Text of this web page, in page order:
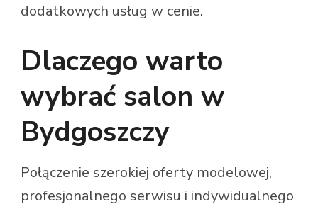
dodatkowych usług w cenie.
Dlaczego warto
wybrać salon w
Bydgoszczy
Połączenie szerokiej oferty modelowej,
profesjonalnego serwisu i indywidualnego